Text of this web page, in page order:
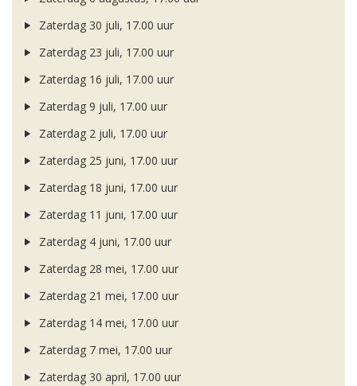
Zaterdag 30 juli, 17.00 uur
Zaterdag 23 juli, 17.00 uur
Zaterdag 16 juli, 17.00 uur
Zaterdag 9 juli, 17.00 uur
Zaterdag 2 juli, 17.00 uur
Zaterdag 25 juni, 17.00 uur
Zaterdag 18 juni, 17.00 uur
Zaterdag 11 juni, 17.00 uur
Zaterdag 4 juni, 17.00 uur
Zaterdag 28 mei, 17.00 uur
Zaterdag 21 mei, 17.00 uur
Zaterdag 14 mei, 17.00 uur
Zaterdag 7 mei, 17.00 uur
Zaterdag 30 april, 17.00 uur